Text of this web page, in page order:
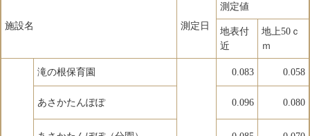
施設名 測定日
測定値
地表付
近
地上50ｃ
ｍ
滝の根保育園 0.083 0.058
あさかたんぽぽ 0.096 0.080